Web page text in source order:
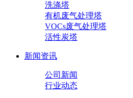
洗涤塔
有机废气处理塔
VOCs废气处理塔
活性炭塔
新闻资讯
公司新闻
行业动态